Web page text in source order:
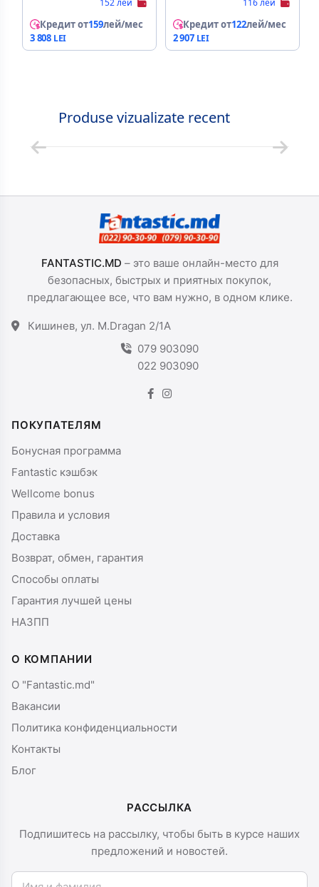
152 лей
Кредит от159лей/мес
3 808
cm, certified wood
with anti-scratch top
layer with carbon
height-adjustable
feet, cup holder,
116 лей
Кредит от122лей/мес
2 907
Produse vizualizate recent
FANTASTIC.MD – это ваше онлайн-место для
безопасных, быстрых и приятных покупок,
предлагающее все, что вам нужно, в одном клике.
Кишинев, ул. M.Dragan 2/1A
079 903090
022 903090
ПОКУПАТЕЛЯМ
Бонусная программа
Fantastic кэшбэк
Wellcome bonus
Правила и условия
Доставка
Возврат, обмен, гарантия
Способы оплаты
Гарантия лучшей цены
НАЗПП
О КОМПАНИИ
О "Fantastic.md"
Вакансии
Политика конфиденциальности
Контакты
Блог
РАССЫЛКА
Подпишитесь на рассылку, чтобы быть в курсе наших
предложений и новостей.
Имя и фамилия